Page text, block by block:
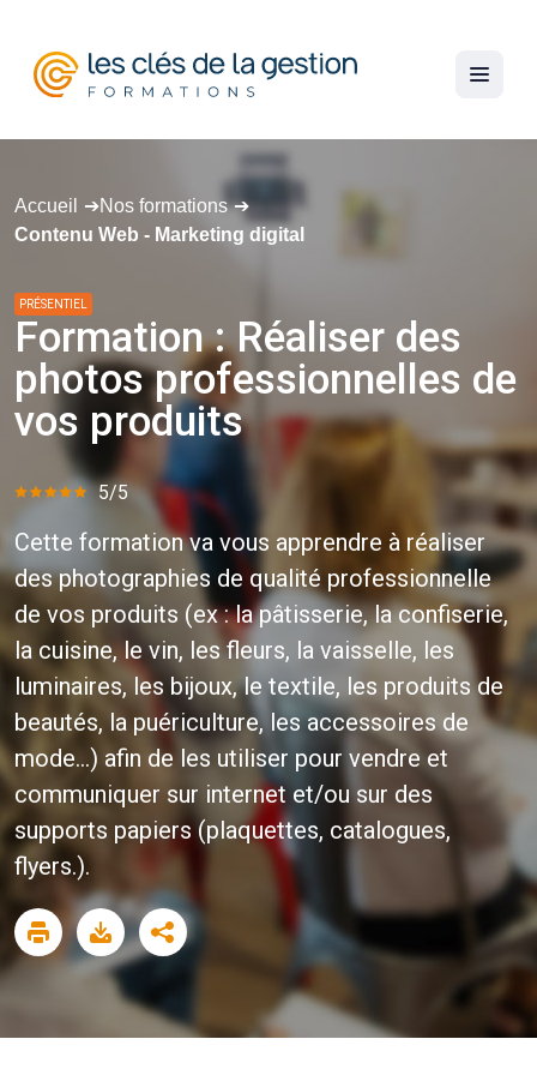
Accueil
Nos formations
Contenu Web - Marketing digital
PRÉSENTIEL
Formation : Réaliser des
photos professionnelles de
vos produits
5/5
Cette formation va vous apprendre à réaliser
des photographies de qualité professionnelle
de vos produits (ex : la pâtisserie, la confiserie,
la cuisine, le vin, les fleurs, la vaisselle, les
luminaires, les bijoux, le textile, les produits de
beautés, la puériculture, les accessoires de
mode...) afin de les utiliser pour vendre et
communiquer sur internet et/ou sur des
supports papiers (plaquettes, catalogues,
flyers.).